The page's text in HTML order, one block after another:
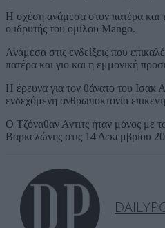
Η σχέση ανάμεσα στον πατέρα και
ο ιδρυτής του ομίλου Mango.
Ανάμεσα στις ενδείξεις που
πατέρα και γιο και η εμμονική
Η έρευνα για τον θάνατο του Ισακ
ενδεχόμενη ανθρωποκτονία
Ο Τζόναθαν Αντιτς ήταν μόνος με
Βαρκελώνης στις 14 Δεκεμβρίου